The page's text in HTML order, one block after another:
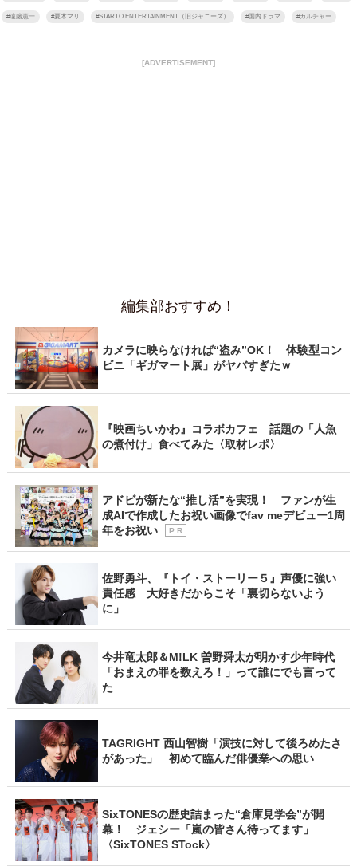
#遠藤憲一 #夏木マリ #STARTO ENTERTAINMENT（旧ジャニーズ） #国内ドラマ #カルチャー
[ADVERTISEMENT]
編集部おすすめ！
カメラに映らなければ“盗み”OK！ 体験型コン
ビニ「ギガマート展」がヤバすぎたｗ
『映画ちいかわ』コラボカフェ 話題の「人魚
の煮付け」食べてみた〈取材レポ〉
アドビが新たな“推し活”を実現！ ファンが生
成AIで作成したお祝い画像でfav meデビュー1周
年をお祝い
P R
佐野勇斗、『トイ・ストーリー５』声優に強い
責任感 大好きだからこそ「裏切らないよう
に」
今井竜太郎＆M!LK 曽野舜太が明かす少年時代
「おまえの罪を数えろ！」って誰にでも言って
た
TAGRIGHT 西山智樹「演技に対して後ろめたさ
があった」 初めて臨んだ俳優業への思い
SixTONESの歴史詰まった“倉庫見学会”が開
幕！ ジェシー「嵐の皆さん待ってます」
〈SixTONES STock〉